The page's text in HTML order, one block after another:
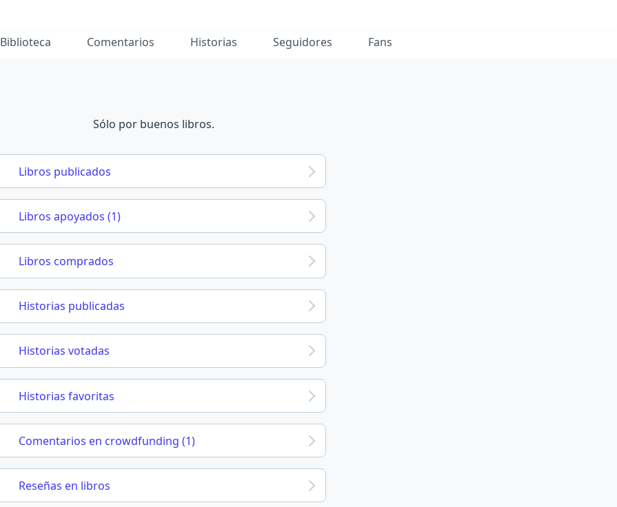
Biblioteca Comentarios Historias Seguidores Fans
Sólo por buenos libros.
Libros publicados
Libros apoyados (1)
Libros comprados
Historias publicadas
Historias votadas
Historias favoritas
Comentarios en crowdfunding (1)
Reseñas en libros